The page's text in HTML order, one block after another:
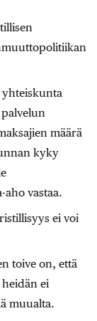
yhteiskunta
palvelun
määrä
kyky
vastaa.
ei voi
toive on, että
ei
muualta.